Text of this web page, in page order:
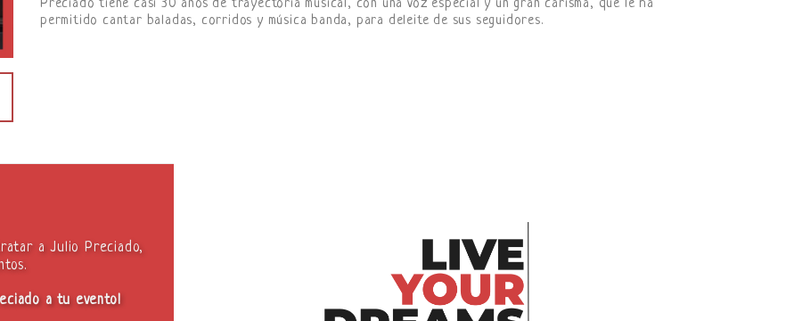
Preciado tiene casi 30 años de trayectoria musical, con una voz especial y un gran carisma, que le ha
permitido cantar baladas, corridos y música banda, para deleite de sus seguidores.
a Julio Preciado,
a tu evento!